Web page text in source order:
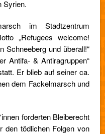
Syrien.
im Stadtzentrum
„Refugees welcome!
Schneeberg und überall!“
Antifa- & Antiragruppen“
Er blieb auf seiner ca.
dem Fackelmarsch und
forderten Bleiberecht
den tödlichen Folgen von